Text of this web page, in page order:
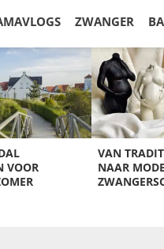
ZWANGER
VOOR
VAN
NAAR